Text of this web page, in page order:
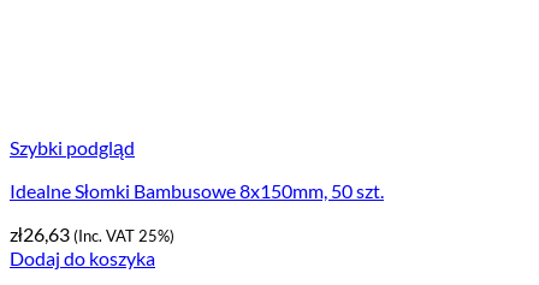
Szybki podgląd
Idealne Słomki Bambusowe 8x150mm, 50 szt.
zł26,63(Inc. VAT 25%)
Dodaj do koszyka